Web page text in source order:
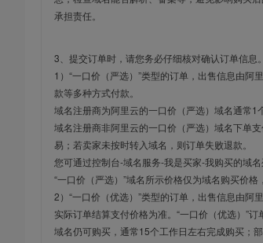
承担责任。
3、提交订单时，请您务必仔细核对确认订单信息。
1）“一口价（严选）”类型的订单，出售信息由
款等多种方式付款。
域名注册商为阿里云的一口价（严选）域名通常1
域名注册商非阿里云的一口价（严选）域名下单
易；若卖家未按时转入域名，则订单失败退款。
您可通过控制台-域名服务-我是买家-我购买的域
“一口价（严选）”域名所示价格仅为域名购买价
2）“一口价（优选）”类型的订单，出售信息由
实际订单结算支付价格为准。“一口价（优选）”
域名仍可购买，通常15个工作日左右完成购买；